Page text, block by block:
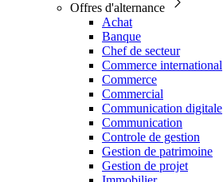
Offres d'alternance
Achat
Banque
Chef de secteur
Commerce international
Commerce
Commercial
Communication digitale
Communication
Controle de gestion
Gestion de patrimoine
Gestion de projet